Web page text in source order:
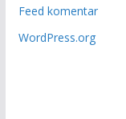
Feed komentar
WordPress.org